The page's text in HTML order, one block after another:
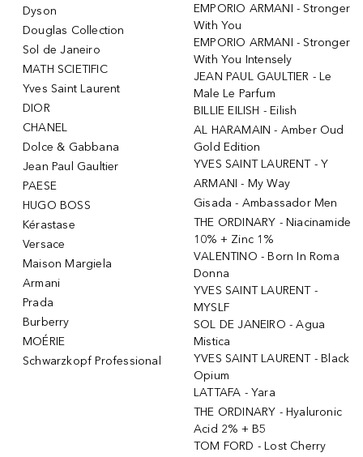
Dyson
Douglas Collection
Sol de Janeiro
MATH SCIETIFIC
Yves Saint Laurent
DIOR
CHANEL
Dolce & Gabbana
Jean Paul Gaultier
PAESE
HUGO BOSS
Kérastase
Versace
Maison Margiela
Armani
Prada
Burberry
MOÉRIE
Schwarzkopf Professional
EMPORIO ARMANI - Stronger
With You
EMPORIO ARMANI - Stronger
With You Intensely
JEAN PAUL GAULTIER - Le
Male Le Parfum
BILLIE EILISH - Eilish
AL HARAMAIN - Amber Oud
Gold Edition
YVES SAINT LAURENT - Y
ARMANI - My Way
Gisada - Ambassador Men
THE ORDINARY - Niacinamide
10% + Zinc 1%
VALENTINO - Born In Roma
Donna
YVES SAINT LAURENT -
MYSLF
SOL DE JANEIRO - Agua
Mistica
YVES SAINT LAURENT - Black
Opium
LATTAFA - Yara
THE ORDINARY - Hyaluronic
Acid 2% + B5
TOM FORD - Lost Cherry